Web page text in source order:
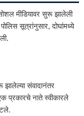
मीडियावर सुरू झालेली
सूत्रांनुसार, दोघांमध्ये
झालेल्या संवादानंतर
प्रकारचे नाते स्वीकारले